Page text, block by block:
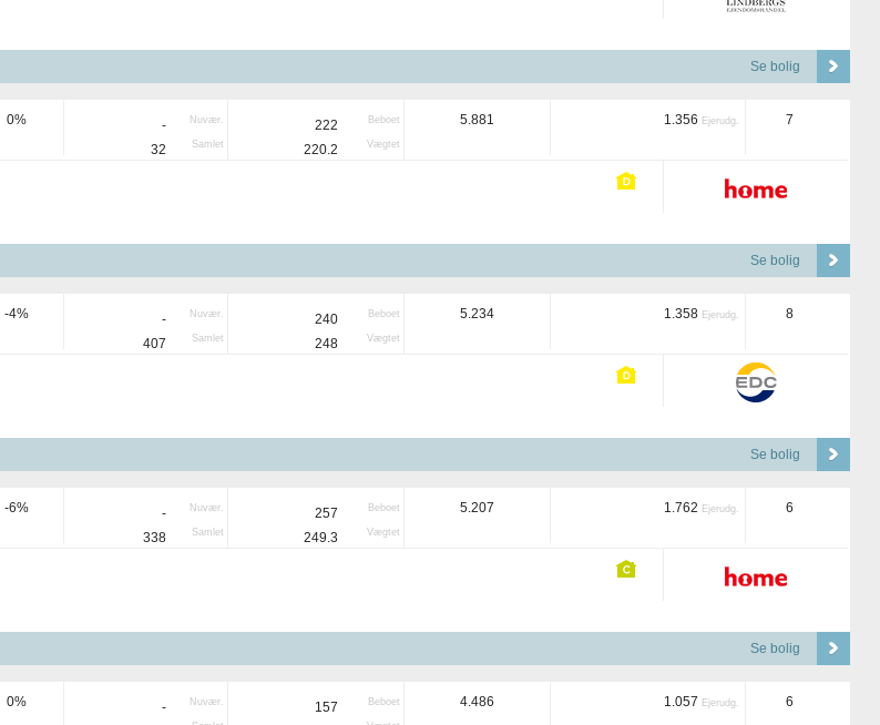
Se bolig
0% - Nuvær.
32 Samlet
222 Beboet
220.2 Vægtet
5.881 1.356 Ejerudg. 7
Se bolig
-4% - Nuvær.
407 Samlet
240 Beboet
248 Vægtet
5.234 1.358 Ejerudg. 8
Se bolig
-6% - Nuvær.
338 Samlet
257 Beboet
249.3 Vægtet
5.207 1.762 Ejerudg. 6
Se bolig
0% - Nuvær. 157 Beboet 4.486 1.057 Ejerudg. 6